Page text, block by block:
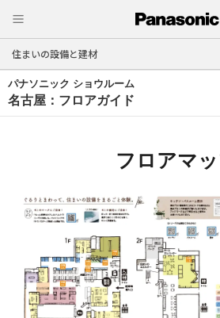
住まいの設備と建材
パナソニック ショウルーム
名古屋：フロアガイド
フロアマ